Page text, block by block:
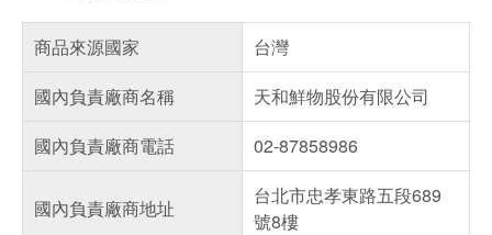
商品來源國家
台灣
國內負責廠商名稱
天和鮮物股份有限公司
國內負責廠商電話
02-87858986
國內負責廠商地址
台北市忠孝東路五段689
號8樓